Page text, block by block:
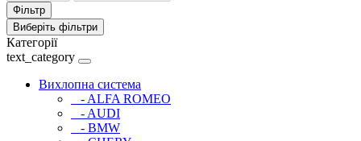
Фільтр
Виберіть фільтри
Категорії
text_category
Вихлопна система
- ALFA ROMEO
- AUDI
- BMW